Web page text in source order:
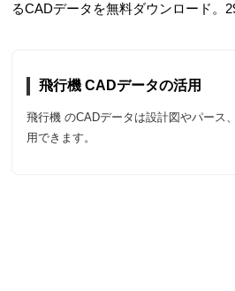
るCADデータを無料ダウンロード。
飛行機 CADデータの活用
飛行機 のCADデータは設計図やパース
用できます。